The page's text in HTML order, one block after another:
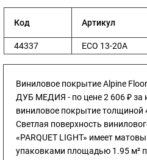
Код Артикул
44337 ЕСО 13-20А
Виниловое покрытие Alpine
ДУБ МЕДИЯ - по цене 2 606 ₽ за
виниловое покрытие толщиной
Светлая поверхность
«PARQUET LIGHT» имеет
упаковками площадью 1.95 м²